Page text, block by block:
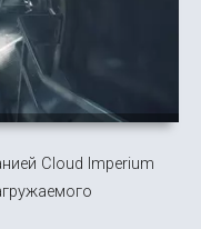
Cloud Imperium